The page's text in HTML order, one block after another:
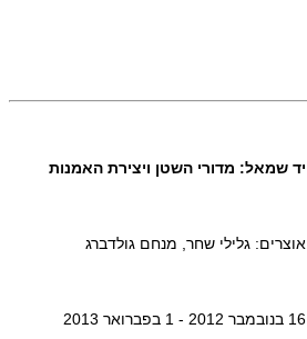
יד שמאל: מדורי השטן ויצירת האמנות
אוצרים: גלילי שחר, מנחם גולדברג